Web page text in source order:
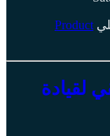
Product
لقيادة